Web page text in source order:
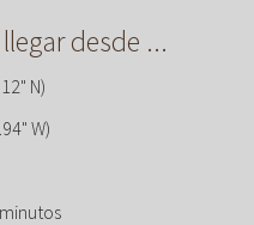
desde ...
N)
W)